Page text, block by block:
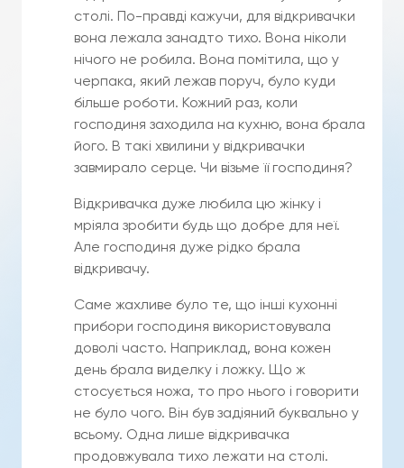
столі. По-правді кажучи, для відкривачки
вона лежала занадто тихо. Вона ніколи
нічого не робила. Вона помітила, що у
черпака, який лежав поруч, було куди
більше роботи. Кожний раз, коли
господиня заходила на кухню, вона брала
його. В такі хвилини у відкривачки
завмирало серце. Чи візьме її господиня?
Відкривачка дуже любила цю жінку і
мріяла зробити будь що добре для неї.
Але господиня дуже рідко брала
відкривачу.
Саме жахливе було те, що інші кухонні
прибори господиня використовувала
доволі часто. Наприклад, вона кожен
день брала виделку і ложку. Що ж
стосується ножа, то про нього і говорити
не було чого. Він був задіяний буквально у
всьому. Одна лише відкривачка
продовжувала тихо лежати на столі.